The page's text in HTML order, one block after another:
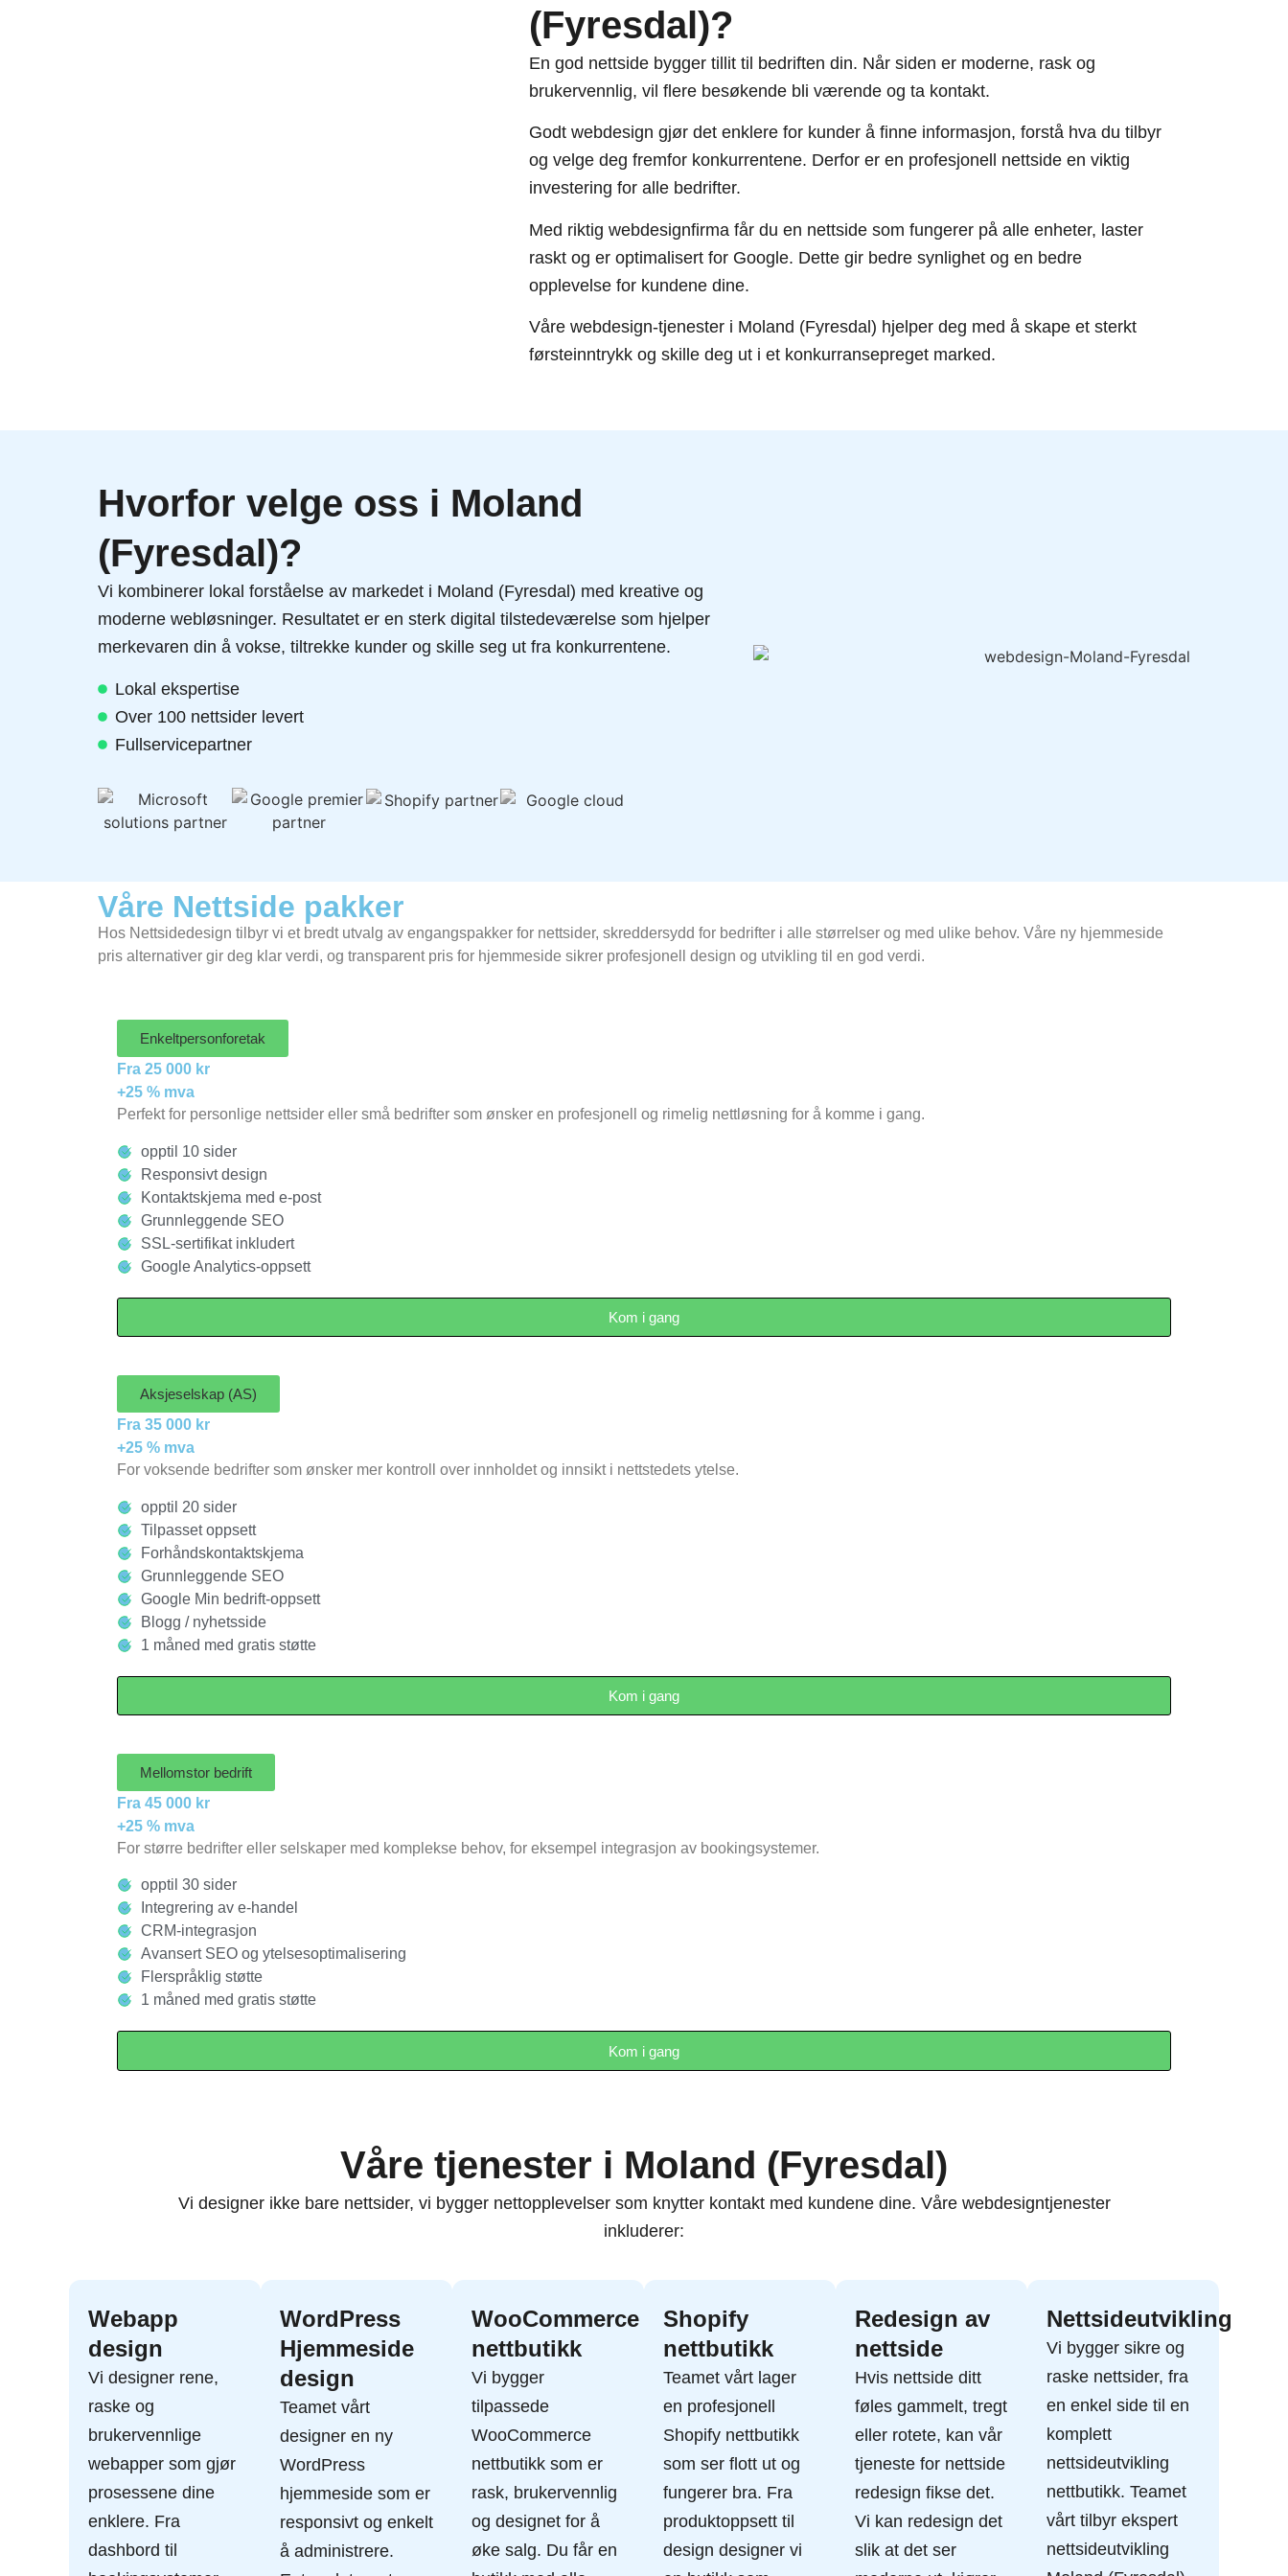
(Fyresdal)?
En god nettside bygger tillit til bedriften din. Når siden er moderne, rask og
brukervennlig, vil flere besøkende bli værende og ta kontakt.
Godt webdesign gjør det enklere for kunder å finne informasjon, forstå hva du tilbyr
og velge deg fremfor konkurrentene. Derfor er en profesjonell nettside en viktig
investering for alle bedrifter.
Med riktig webdesignfirma får du en nettside som fungerer på alle enheter, laster
raskt og er optimalisert for Google. Dette gir bedre synlighet og en bedre
opplevelse for kundene dine.
Våre webdesign-tjenester i Moland (Fyresdal) hjelper deg med å skape et sterkt
førsteinntrykk og skille deg ut i et konkurransepreget marked.
Hvorfor velge oss i Moland
(Fyresdal)?
Vi kombinerer lokal forståelse av markedet i Moland (Fyresdal) med kreative og
moderne webløsninger. Resultatet er en sterk digital tilstedeværelse som hjelper
merkevaren din å vokse, tiltrekke kunder og skille seg ut fra konkurrentene.
Lokal ekspertise
Over 100 nettsider levert
Fullservicepartner
Våre Nettside pakker
Hos Nettsidedesign tilbyr vi et bredt utvalg av engangspakker for nettsider, skreddersydd for bedrifter i alle størrelser og med ulike behov. Våre ny hjemmeside
pris alternativer gir deg klar verdi, og transparent pris for hjemmeside sikrer profesjonell design og utvikling til en god verdi.
Enkeltpersonforetak
Fra 25 000 kr
+25 % mva
Perfekt for personlige nettsider eller små bedrifter som ønsker en profesjonell og rimelig nettløsning for å komme i gang.
opptil 10 sider
Responsivt design
Kontaktskjema med e-post
Grunnleggende SEO
SSL-sertifikat inkludert
Google Analytics-oppsett
Kom i gang
Aksjeselskap (AS)
Fra 35 000 kr
+25 % mva
For voksende bedrifter som ønsker mer kontroll over innholdet og innsikt i nettstedets ytelse.
opptil 20 sider
Tilpasset oppsett
Forhåndskontaktskjema
Grunnleggende SEO
Google Min bedrift-oppsett
Blogg / nyhetsside
1 måned med gratis støtte
Kom i gang
Mellomstor bedrift
Fra 45 000 kr
+25 % mva
For større bedrifter eller selskaper med komplekse behov, for eksempel integrasjon av bookingsystemer.
opptil 30 sider
Integrering av e-handel
CRM-integrasjon
Avansert SEO og ytelsesoptimalisering
Flerspråklig støtte
1 måned med gratis støtte
Kom i gang
Våre tjenester i Moland (Fyresdal)
Vi designer ikke bare nettsider, vi bygger nettopplevelser som knytter kontakt med kundene dine. Våre webdesigntjenester
inkluderer:
Webapp
design
Vi designer rene,
raske og
brukervennlige
webapper som gjør
prosessene dine
enklere. Fra
dashbord til
WordPress
Hjemmeside
design
Teamet vårt
designer en ny
WordPress
hjemmeside som er
responsivt og enkelt
å administrere.
WooCommerce
nettbutikk
Vi bygger
tilpassede
WooCommerce
nettbutikk som er
rask, brukervennlig
og designet for å
øke salg. Du får en
Shopify
nettbutikk
Teamet vårt lager
en profesjonell
Shopify nettbutikk
som ser flott ut og
fungerer bra. Fra
produktoppsett til
design designer vi
Redesign av
nettside
Hvis nettside ditt
føles gammelt, tregt
eller rotete, kan vår
tjeneste for nettside
redesign fikse det.
Vi kan redesign det
slik at det ser
Nettsideutvikling
Vi bygger sikre og
raske nettsider, fra
en enkel side til en
komplett
nettsideutvikling
nettbutikk. Teamet
vårt tilbyr ekspert
nettsideutvikling